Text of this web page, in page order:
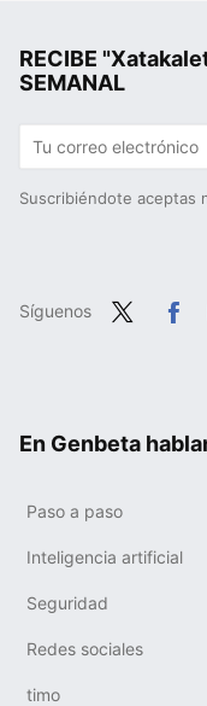
RECIBE
SEMANAL
Suscribiéndote aceptas
Síguenos
En Genbeta
Paso a paso
Inteligencia artificial
Seguridad
Redes sociales
timo